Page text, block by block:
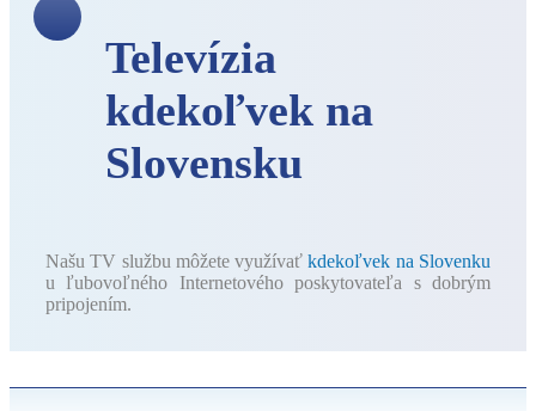
Televízia
kdekoľvek na
Slovensku
Našu TV službu môžete využívaťkdekoľvek na Slovenku
u ľubovoľného Internetového poskytovateľa s dobrým
pripojením.